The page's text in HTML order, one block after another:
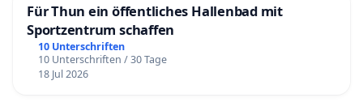
Für Thun ein öffentliches Hallenbad mit
Sportzentrum schaffen
10 Unterschriften
10 Unterschriften / 30 Tage
18 Jul 2026